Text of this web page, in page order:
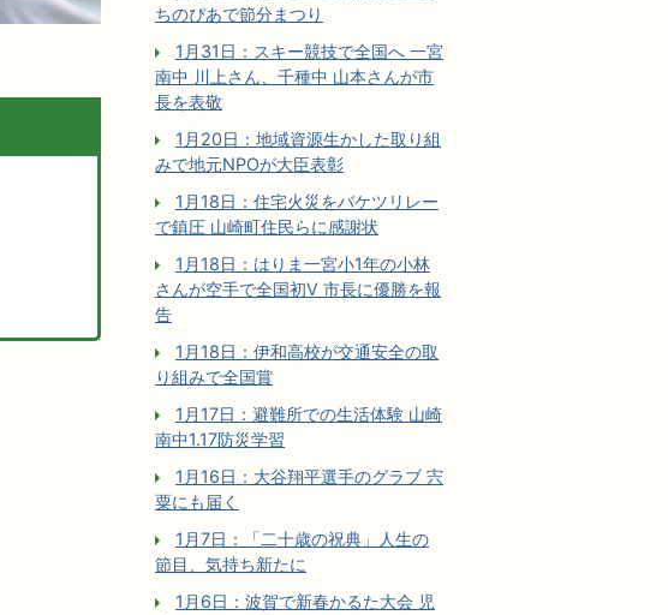
ちのぴあで節分まつり
1月31日：スキー競技で全国へ 一宮
南中 川上さん、千種中 山本さんが市
長を表敬
1月20日：地域資源生かした取り組
みで地元NPOが大臣表彰
1月18日：住宅火災をバケツリレー
で鎮圧 山崎町住民らに感謝状
1月18日：はりま一宮小1年の小林
さんが空手で全国初V 市長に優勝を報
告
1月18日：伊和高校が交通安全の取
り組みで全国賞
1月17日：避難所での生活体験 山崎
南中1.17防災学習
1月16日：大谷翔平選手のグラブ 宍
粟にも届く
1月7日：「二十歳の祝典」人生の
節目、気持ち新たに
1月6日：波賀で新春かるた大会 児